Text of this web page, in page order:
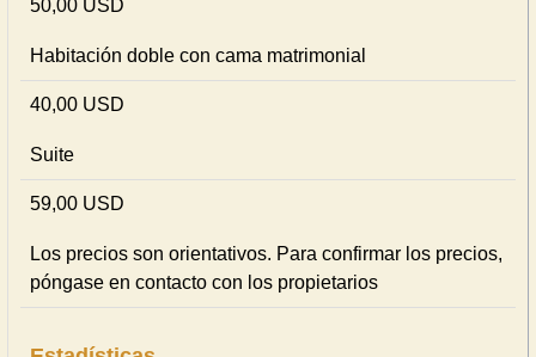
50,00 USD
Habitación doble con cama matrimonial
40,00 USD
Suite
59,00 USD
Los precios son orientativos. Para confirmar los precios,
póngase en contacto con los propietarios